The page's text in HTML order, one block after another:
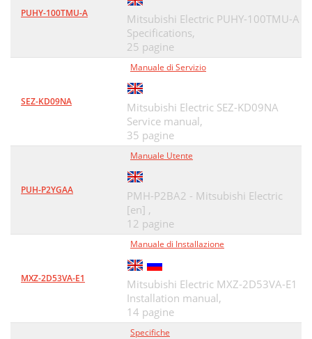
PUHY-100TMU-A
Mitsubishi Electric PUHY-100TMU-A
Specifications,
25 pagine
SEZ-KD09NA
Manuale di Servizio
Mitsubishi Electric SEZ-KD09NA
Service manual,
35 pagine
PUH-P2YGAA
Manuale Utente
PMH-P2BA2 - Mitsubishi Electric
[en] ,
12 pagine
MXZ-2D53VA-E1
Manuale di Installazione
Mitsubishi Electric MXZ-2D53VA-E1
Installation manual,
14 pagine
Specifiche